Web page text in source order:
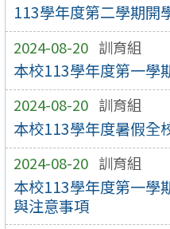
113學年度第二學期開
2024-08-20 訓育組
本校113學年度第一學
2024-08-20 訓育組
本校113學年度暑假全
2024-08-20 訓育組
本校113學年度第一學
與注意事項